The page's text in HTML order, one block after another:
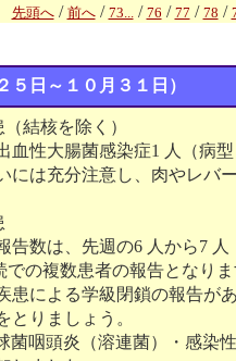
先頭へ/ 前へ/ 73... / 76 / 77 / 78 /
５日～１０月３１日）
結核を除く）
血性大腸菌感染症1 人（病
には充分注意し、肉やレバ
告数は、先週の6 人から7
での複数患者の報告となり
患による学級閉鎖の報告が
とりましょう。
菌咽頭炎（溶連菌）・感染